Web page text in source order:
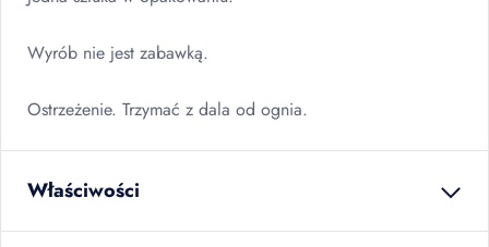
Wyrób nie jest zabawką.
Ostrzeżenie. Trzymać z dala od ognia.
Właściwości